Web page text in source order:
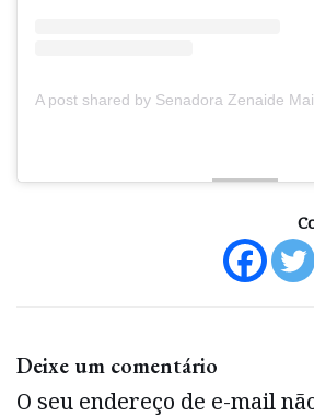
Deixe um comentário
O seu endereço de e-mail